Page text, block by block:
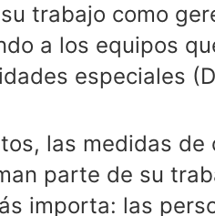
trabajo como
a los equipos
especiales
las medidas
parte de su
importa: las